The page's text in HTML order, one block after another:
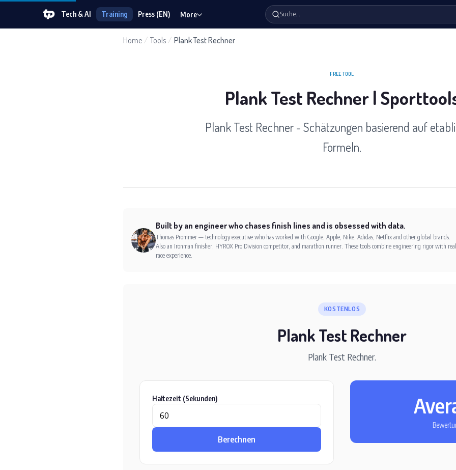
Tech & AI Training Press (EN) More Suche…
Home / Tools / Plank Test Rechner
FREE TOOL
Plank Test Rechner |
Plank Test Rechner - Schätzungen basierend auf
Formeln.
Built by an engineer who chases finish lines and is obsessed with data.
Thomas Prommer — technology executive who has worked with Google, Apple, Nike, Adidas, Netflix and other global brands.
Also an Ironman finisher, HYROX Pro Division competitor, and marathon runner. These tools combine engineering rigor with real
race experience.
KOSTENLOS
Plank Test Rechner
Plank Test Rechner.
Haltezeit (Sekunden)
Berechnen